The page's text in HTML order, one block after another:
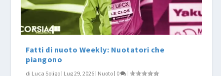
Fatti di nuoto Weekly: Nuotatori che
piangono
di Luca Soligo | Lug 29, 2026 | Nuoto | 0 |